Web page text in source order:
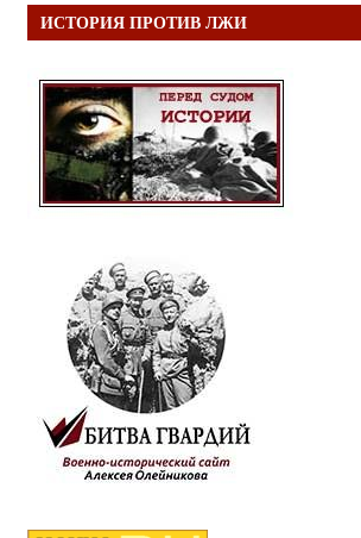
ИСТОРИЯ ПРОТИВ ЛЖИ